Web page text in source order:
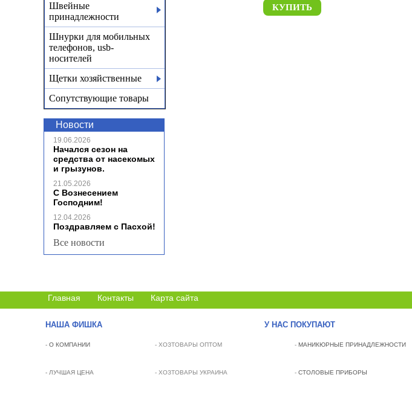
Швейные
принадлежности
Шнурки для мобильных
телефонов, usb-
носителей
Щетки хозяйственные
Сопутствующие товары
Новости
19.06.2026
Начался сезон на
средства от насекомых
и грызунов.
21.05.2026
С Вознесением
Господним!
12.04.2026
Поздравляем с Пасхой!
Все новости
КУПИТЬ
Главная Контакты Карта сайта
НАША ФИШКА У НАС ПОКУПАЮТ
- О КОМПАНИИ - ХОЗТОВАРЫ ОПТОМ - МАНИКЮРНЫЕ ПРИНАДЛЕЖНОСТИ
- ЛУЧШАЯ ЦЕНА - ХОЗТОВАРЫ УКРАИНА - СТОЛОВЫЕ ПРИБОРЫ